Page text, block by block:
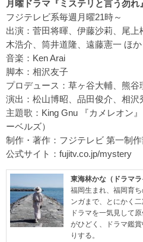
月曜ドラマ『ミステリと言う勿れ』
フジテレビ系毎週月曜21時～
出演：菅田将暉、伊藤沙莉、尾
木浩介、筒井道隆、遠藤憲一 ほか
音楽：Ken Arai
脚本：相沢友子
プロデュース：草ヶ谷大輔、熊谷
演出：松山博昭、品田俊介、相沢
主題歌：King Gnu 『カメレオン
ーベルズ）
制作・著作：フジテレビ 第一制作
公式サイト： fujitv.co.jp/mystery
東海林かな（ドラマラ
福岡生まれ、福岡育
ンガまで、とにかく
ドラマを一気見して
がひどく、ドラマ鑑
りする。